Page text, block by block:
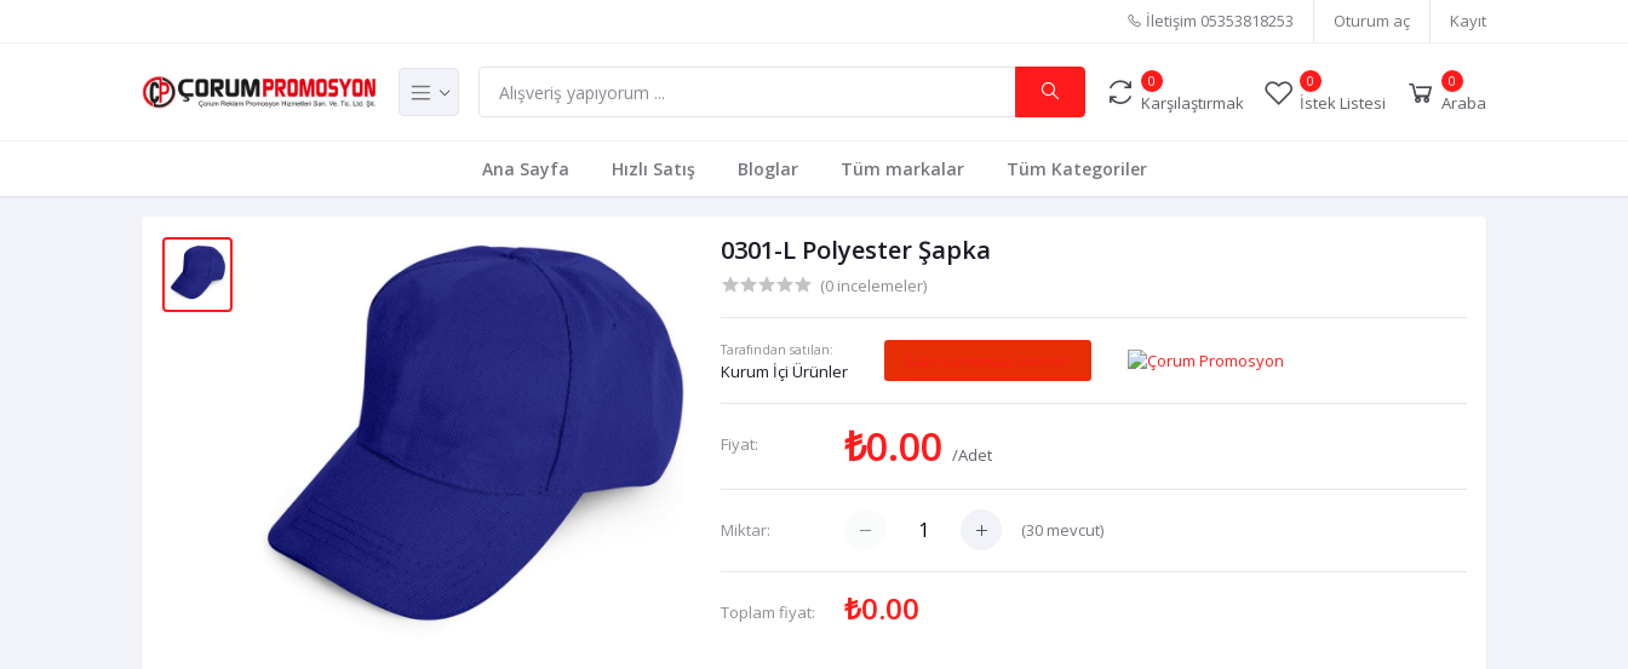
İletişim 05353818253 Oturum aç Kayıt
0
Karşılaştırmak
0
İstek Listesi
0
Araba
Ana Sayfa Hızlı Satış Bloglar Tüm markalar Tüm Kategoriler
0301-L Polyester Şapka
(0 incelemeler)
Tarafından satılan:
Kurum İçi Ürünler
Satıcıya Mesaj Gönder
Fiyat: ₺0.00/Adet
Miktar: (30 mevcut)
Toplam fiyat: ₺0.00